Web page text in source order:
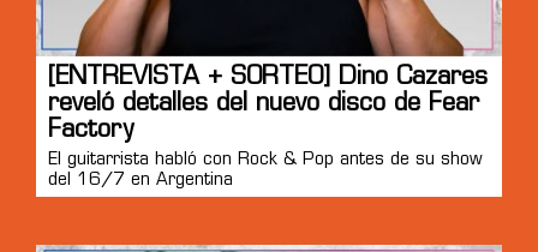
[ENTREVISTA + SORTEO] Dino Cazares
reveló detalles del nuevo disco de Fear
Factory
El guitarrista habló con Rock & Pop antes de su show
del 16/7 en Argentina